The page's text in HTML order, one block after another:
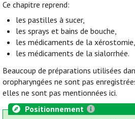
Ce chapitre reprend:
les pastilles à sucer,
les sprays et bains de bouche,
les médicaments de la xérostomie,
les médicaments de la sialorrhée.
Beaucoup de préparations utilisées
oropharyngées ne sont pas
elles ne sont pas mentionnées ici.
Positionnement